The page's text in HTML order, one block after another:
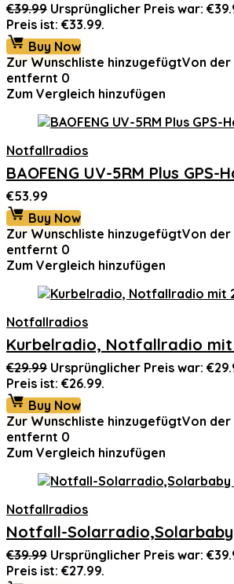
€39.99 Ursprünglicher Preis war:
Preis ist: €33.99.
Buy Now
Zur Wunschliste hinzugefügtVon der
entfernt 0
Zum Vergleich hinzufügen
Notfallradios
BAOFENG UV-5RM Plus GPS-
€53.99
Buy Now
Zur Wunschliste hinzugefügtVon der
entfernt 0
Zum Vergleich hinzufügen
Notfallradios
Kurbelradio, Notfallradio mit
€29.99 Ursprünglicher Preis war:
Preis ist: €26.99.
Buy Now
Zur Wunschliste hinzugefügtVon der
entfernt 0
Zum Vergleich hinzufügen
Notfallradios
Notfall-Solarradio,Solarbaby
€39.99 Ursprünglicher Preis war:
Preis ist: €27.99.